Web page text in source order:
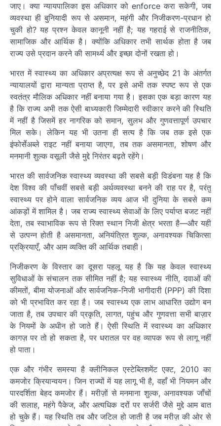
जाए। क्या न्यायपालिका इस अधिकार को enforce करा सकेगी, जब
व्यवस्था ही बुनियादी रूप से असमान, महंगी और निजीकरण-प्रधान हो
चुकी हो? यह प्रश्न केवल कानूनी नहीं है; यह गहराई से राजनीतिक,
सामाजिक और आर्थिक है। क्योंकि अधिकार तभी सार्थक होता है जब
राज्य उसे प्रदान करने की सामर्थ्य और इच्छा दोनों रखता हो।
भारत में स्वास्थ्य का अधिकार अप्रत्यक्ष रूप से अनुच्छेद 21 के अंतर्गत
न्यायालयों द्वारा मान्यता प्राप्त है, पर इसे अभी तक स्पष्ट रूप से एक
स्वतंत्र मौलिक अधिकार नहीं बनाया गया है। इसका एक बड़ा कारण यह
है कि राज्य अभी तक ऐसी बाध्यकारी जिम्मेदारी स्वीकार करने की स्थिति
में नहीं है जिसमें हर नागरिक को समान, सुलभ और गुणवत्तापूर्ण उपचार
मिल सके। लेकिन यह भी उतना ही सत्य है कि जब तक इसे एक
इंफोर्सेअब्ले राइट नहीं बनाया जाएगा, तब तक असमानता, शोषण और
मनमानी शुल्क वसूली जैसे मुद्दे निरंतर बढ़ते रहेंगे।
भारत की सार्वजनिक स्वास्थ्य व्यवस्था की सबसे बड़ी विडंबना यह है कि
देश विश्व की पाँचवीं सबसे बड़ी अर्थव्यवस्था बनने की राह पर है, परंतु
स्वास्थ्य पर होने वाला सार्वजनिक व्यय आज भी दुनिया के सबसे कम
आंकड़ों में शामिल है। जब राज्य स्वास्थ्य सेवाओं के लिए पर्याप्त बजट नहीं
देता, तब स्वाभाविक रूप से रिक्त स्थान निजी क्षेत्र भरता है—और यही
से उत्पन्न होती है असमानता, अनियंत्रित शुल्क, अनावश्यक चिकित्सा
प्रक्रियाएँ, और आम व्यक्ति की आर्थिक तबाही।
निजीकरण के विस्तार का दूसरा पहलू यह है कि यह केवल स्वास्थ्य
सुविधाओं के संचालन तक सीमित नहीं है; यह स्वास्थ्य नीति, दवाओं की
कीमतों, बीमा योजनाओं और सार्वजनिक-निजी भागीदारी (PPP) की दिशा
को भी प्रभावित कर रहा है। जब स्वास्थ्य एक लाभ आधारित उद्योग बन
जाता है, तब उपचार की प्रकृति, लागत, पहुंच और गुणवत्ता सभी बाज़ार
के नियमों के अधीन हो जाते हैं। ऐसी स्थिति में स्वास्थ्य का अधिकार
कागज़ पर तो हो सकता है, पर धरातल पर वह व्यापक रूप से लागू नहीं
हो पाता।
एक और गंभीर समस्या है क्लीनिकल एस्टेब्लिशमेंट एक्ट, 2010 का
कमजोर क्रियान्वयन। जिन राज्यों में यह लागू भी है, वहाँ भी नियमन और
पारदर्शिता बेहद कमजोर हैं। मरीज़ों से मनमाना शुल्क, अनावश्यक जाँचों
की सलाह, महंगे पैकेज, और अत्यधिक दरों पर सर्जरी जैसे मुद्दे आम बात
हो चुके हैं। यह स्थिति तब और जटिल हो जाती है जब मरीज़ की ओर से